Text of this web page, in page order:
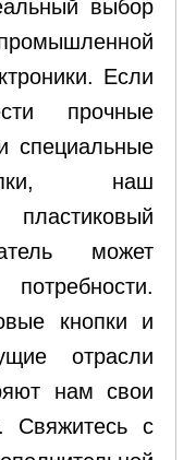
выбор
Если
прочные
специальные
наш
может
кнопки и
отрасли
нам свои
Свяжитесь с